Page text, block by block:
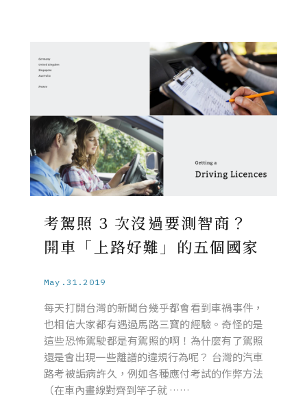
考駕照 3 次沒過要測智商？
開車「上路好難」的五個國家
May.31.2019
每天打開台灣的新聞台幾乎都會看到車禍事件，
也相信大家都有遇過馬路三寶的經驗。奇怪的是
這些恐怖駕駛都是有駕照的啊！為什麼有了駕照
還是會出現一些離譜的違規行為呢？ 台灣的汽車
路考被詬病許久，例如各種應付考試的作弊方法
（在車內畫線對齊到竿子就 ……